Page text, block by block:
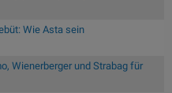
Wie Asta sein
Wienerberger und Strabag für